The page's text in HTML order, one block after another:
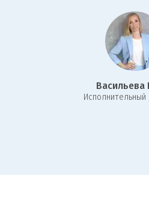
условия с кредитором и при
После
получите одобренную сумму на
Следуя этой инструкции, вы
оформить кредит под залог комнаты
Васильева
И